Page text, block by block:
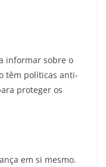
informar sobre o
têm políticas anti-
proteger os
em si mesmo.